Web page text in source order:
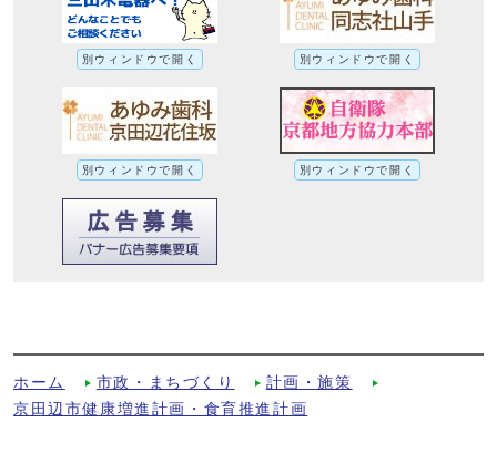
別ウィンドウで開く 別ウィンドウで開く
別ウィンドウで開く 別ウィンドウで開く
ホーム 市政・まちづくり
計画・施策
京田辺市健康増進計画・食育推進計画